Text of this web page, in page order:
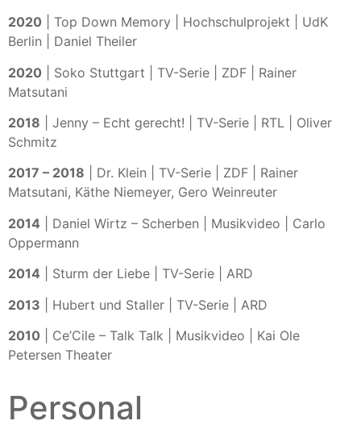
2020 | Top Down Memory | Hochschulprojekt | UdK
Berlin | Daniel Theiler
2020 | Soko Stuttgart | TV-Serie | ZDF | Rainer
Matsutani
2018 | Jenny – Echt gerecht! | TV-Serie | RTL | Oliver
Schmitz
2017 – 2018 | Dr. Klein | TV-Serie | ZDF | Rainer
Matsutani, Käthe Niemeyer, Gero Weinreuter
2014 | Daniel Wirtz – Scherben | Musikvideo | Carlo
Oppermann
2014 | Sturm der Liebe | TV-Serie | ARD
2013 | Hubert und Staller | TV-Serie | ARD
2010 | Ce’Cile – Talk Talk | Musikvideo | Kai Ole
Petersen Theater
Personal